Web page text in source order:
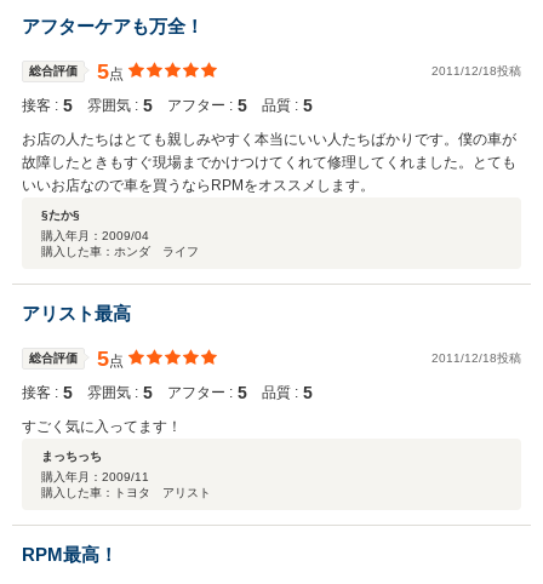
アフターケアも万全！
総合評価 5点 2011/12/18投稿
接客 : 5 雰囲気 : 5 アフター : 5 品質 : 5
お店の人たちはとても親しみやすく本当にいい人たちばかりです。僕の車が
故障したときもすぐ現場までかけつけてくれて修理してくれました。とても
いいお店なので車を買うならRPMをオススメします。
§たか§
購入年月： 2009/04
購入した車：ホンダ ライフ
アリスト最高
総合評価 5点 2011/12/18投稿
接客 : 5 雰囲気 : 5 アフター : 5 品質 : 5
すごく気に入ってます！
まっちっち
購入年月： 2009/11
購入した車：トヨタ アリスト
RPM最高！